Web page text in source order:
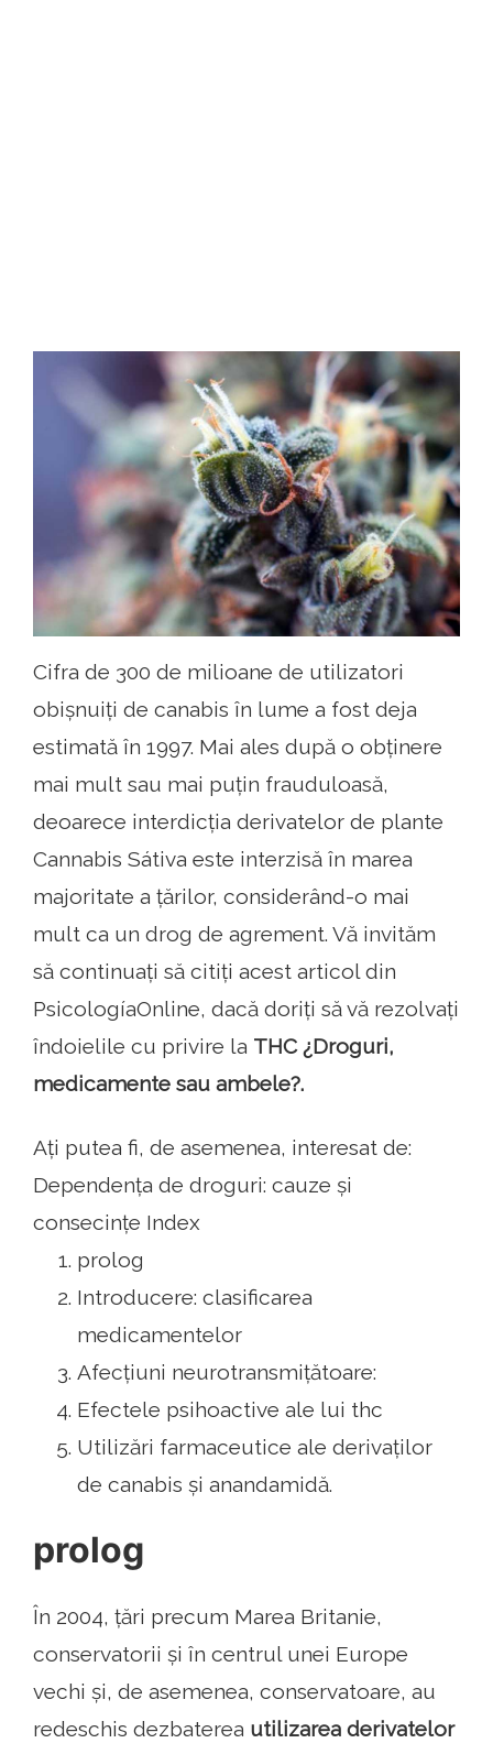
Cifra de 300 de milioane de utilizatori
obișnuiți de canabis în lume a fost deja
estimată în 1997. Mai ales după o obținere
mai mult sau mai puțin frauduloasă,
deoarece interdicția derivatelor de plante
Cannabis Sátiva este interzisă în marea
majoritate a țărilor, considerând-o mai
mult ca un drog de agrement. Vă invităm
să continuați să citiți acest articol din
PsicologíaOnline, dacă doriți să vă rezolvați
îndoielile cu privire la THC ¿Droguri,
medicamente sau ambele?.
Ați putea fi, de asemenea, interesat de:
Dependența de droguri: cauze și
consecințe Index
prolog
Introducere: clasificarea
medicamentelor
Afecțiuni neurotransmițătoare:
Efectele psihoactive ale lui thc
Utilizări farmaceutice ale derivaților
de canabis și anandamidă.
prolog
În 2004, țări precum Marea Britanie,
conservatorii și în centrul unei Europe
vechi și, de asemenea, conservatoare, au
redeschis dezbaterea utilizarea derivatelor